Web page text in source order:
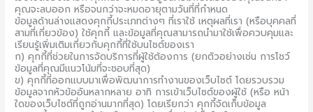
คุณจะลบออก หรือจนกว่าจะหมดอายุตามวันที่ที่กำหนด
ข้อมูลด้านล่างแสดงคุกกี้ประเภทต่างๆ ที่เราใช้ เหตุผลที่เรา (หรือบุคคลที่
สามที่เกี่ยวข้อง) ใช้คุกกี้ และข้อมูลที่คุณสามารถนำมาใช้เพื่อควบคุมและ
เรียนรู้เพิ่มเติมเกี่ยวกับคุกกี้ที่ใช้บนไซต์ของเรา
ก) คุกกี้ที่ช่วยในการจัดบริการที่ผู้ใช้ต้องการ (ยกตัวอย่างเช่น การโชว์
ข้อมูลที่คุณมีแนวโน้มที่จะชอบที่สุด)
ข) คุกกี้ที่ออกแบบมาเพื่อพัฒนาการทำงานของเว็บไซต์ โดยรวบรวม
ข้อมูลจากหัวข้ออันหลากหลาย อาทิ การเข้าเว็บไซต์ของผู้ใช้ (หรือ หน้า
ใดของเว็บไซต์ที่ถูกอ่านมากที่สุด) โดยเรียกว่า คุกกี้จัดเก็บข้อมูล